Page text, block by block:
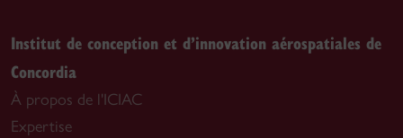
Institut de conception et d’innovation aérospatiales de
Concordia
À propos de l'ICIAC
Expertise